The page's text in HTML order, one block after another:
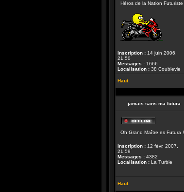
ligne
Héros de la Nation Futuriste
Inscription : 14 juin 2006,
21:50
Messages : 1666
Localisation : 38 Coublevie
Haut
jamais sans ma futura
ligne
Oh Grand Maître es Futura !
Inscription : 12 févr. 2007,
21:59
Messages : 4382
Localisation : La Turbie
Haut